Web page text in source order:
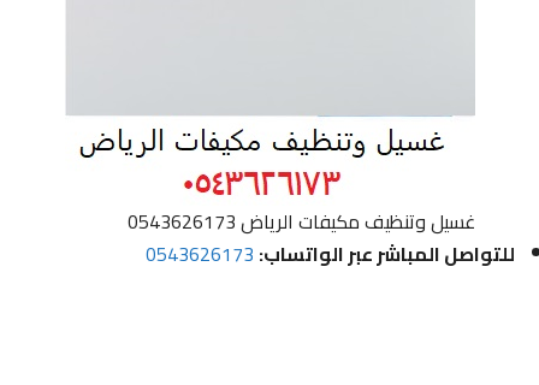
غسيل وتنظيف مكيفات الرياض 0543626173
للتواصل المباشر عبر الواتساب:0543626173